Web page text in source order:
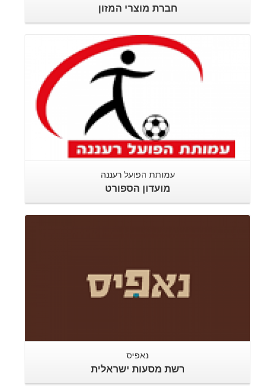
חברת מוצרי המזון
עמותת הפועל רעננה
מועדון הספורט
נאפיס
רשת מסעות ישראלית